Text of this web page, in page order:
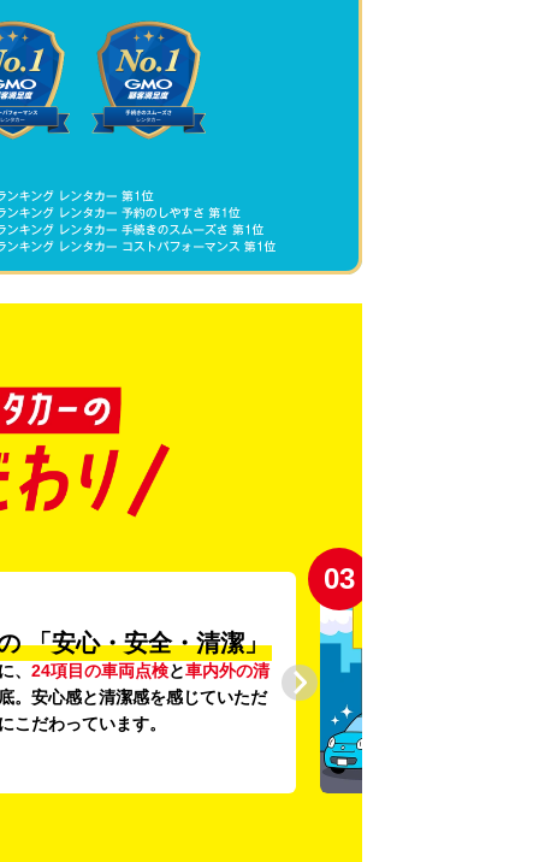
「安心・安全・清潔」
、 24項目の車両点検と車内外の清
。安心感と清潔感を感じていただ
こだわっています。
03